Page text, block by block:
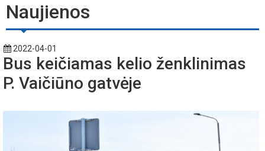
Naujienos
2022-04-01
Bus keičiamas kelio ženklinimas
P. Vaičiūno gatvėje